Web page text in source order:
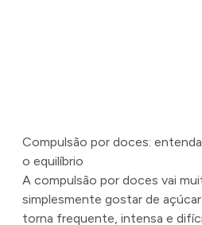
Compulsão por doces:
o equilíbrio
A compulsão por doces vai
simplesmente gostar de
torna frequente, intensa e